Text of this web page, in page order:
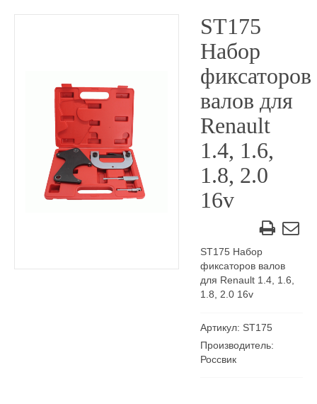
ST175
Набор
фиксаторов
валов для
Renault
1.4, 1.6,
1.8, 2.0
16v
ST175 Набор
фиксаторов валов
для Renault 1.4, 1.6,
1.8, 2.0 16v
Артикул: ST175
Производитель:
Россвик